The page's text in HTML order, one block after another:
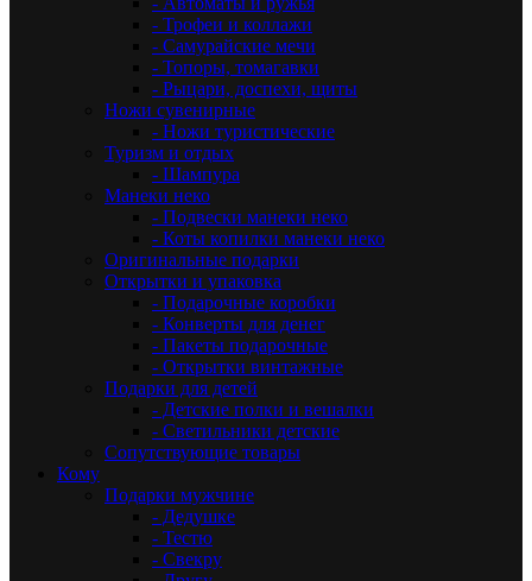
- Трофеи и коллажи
- Самурайские мечи
- Топоры, томагавки
- Рыцари, доспехи, щиты
Ножи сувенирные
- Ножи туристические
Туризм и отдых
- Шампура
Манеки неко
- Подвески манеки неко
- Коты копилки манеки неко
Оригинальные подарки
Открытки и упаковка
- Подарочные коробки
- Конверты для денег
- Пакеты подарочные
- Открытки винтажные
Подарки для детей
- Детские полки и вешалки
- Светильники детские
Сопутствующие товары
Кому
Подарки мужчине
- Дедушке
- Тестю
- Свекру